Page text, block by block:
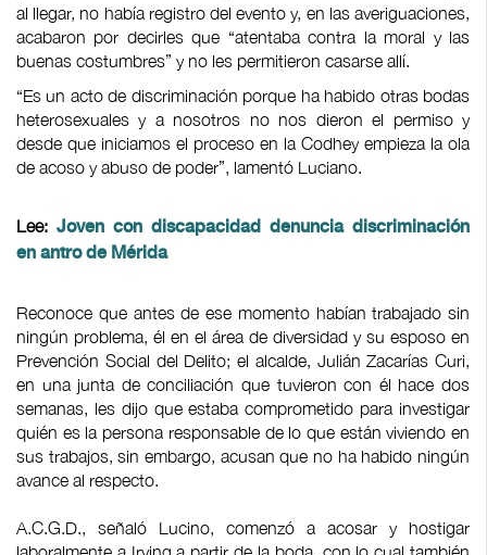
al llegar, no había registro del evento y, en las averiguaciones,
acabaron por decirles que “atentaba contra la moral y las
buenas costumbres” y no les permitieron casarse allí.
“Es un acto de discriminación porque ha habido otras bodas
heterosexuales y a nosotros no nos dieron el permiso y
desde que iniciamos el proceso en la Codhey empieza la ola
de acoso y abuso de poder”, lamentó Luciano.
Lee: Joven con discapacidad denuncia discriminación
en antro de Mérida
Reconoce que antes de ese momento habían trabajado sin
ningún problema, él en el área de diversidad y su esposo en
Prevención Social del Delito; el alcalde, Julián Zacarías Curi,
en una junta de conciliación que tuvieron con él hace dos
semanas, les dijo que estaba comprometido para investigar
quién es la persona responsable de lo que están viviendo en
sus trabajos, sin embargo, acusan que no ha habido ningún
avance al respecto.
A.C.G.D., señaló Lucino, comenzó a acosar y hostigar